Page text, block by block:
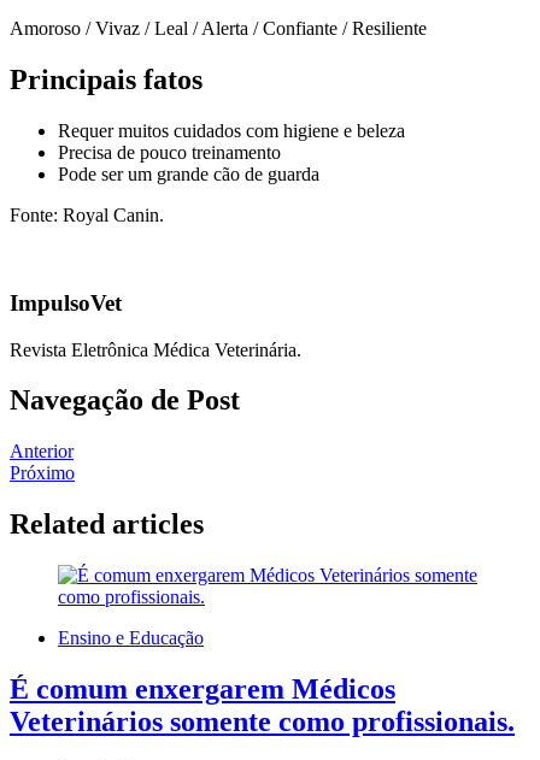
Amoroso / Vivaz / Leal / Alerta / Confiante / Resiliente
Principais fatos
Requer muitos cuidados com higiene e beleza
Precisa de pouco treinamento
Pode ser um grande cão de guarda
Fonte: Royal Canin.
ImpulsoVet
Revista Eletrônica Médica Veterinária.
Navegação de Post
Anterior
Próximo
Related articles
Ensino e Educação
É comum enxergarem Médicos
Veterinários somente como profissionais.